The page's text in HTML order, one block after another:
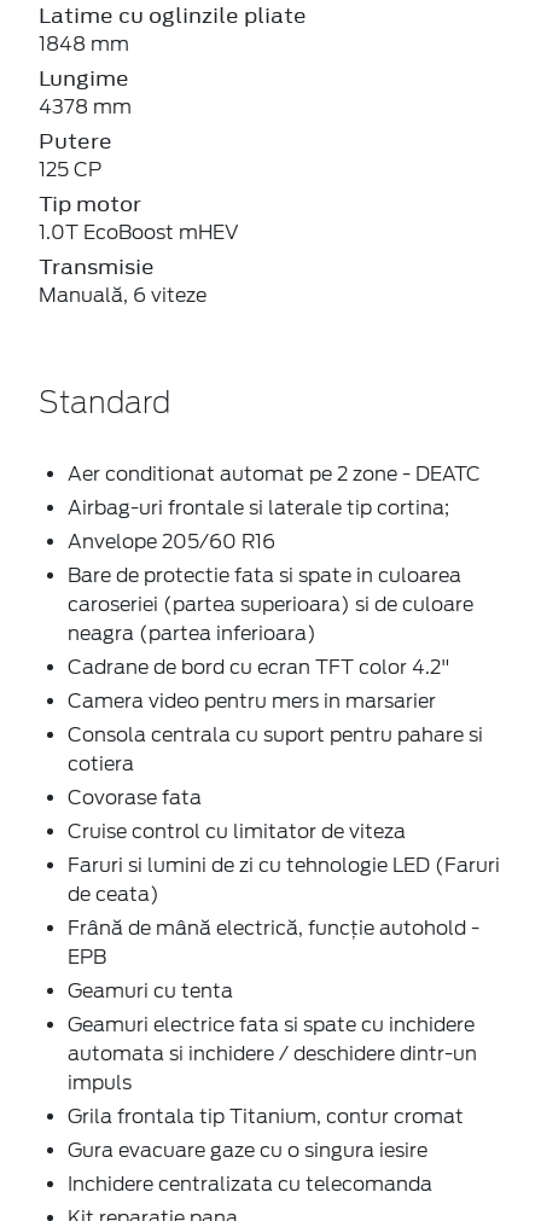
Latime cu oglinzile pliate
1848 mm
Lungime
4378 mm
Putere
125 CP
Tip motor
1.0T EcoBoost mHEV
Transmisie
Manuală, 6 viteze
Standard
Aer conditionat automat pe 2 zone - DEATC
Airbag-uri frontale si laterale tip cortina;
Anvelope 205/60 R16
Bare de protectie fata si spate in culoarea
caroseriei (partea superioara) si de culoare
neagra (partea inferioara)
Cadrane de bord cu ecran TFT color 4.2"
Camera video pentru mers in marsarier
Consola centrala cu suport pentru pahare si
cotiera
Covorase fata
Cruise control cu limitator de viteza
Faruri si lumini de zi cu tehnologie LED (Faruri
de ceata)
Frână de mână electrică, funcție autohold -
EPB
Geamuri cu tenta
Geamuri electrice fata si spate cu inchidere
automata si inchidere / deschidere dintr-un
impuls
Grila frontala tip Titanium, contur cromat
Gura evacuare gaze cu o singura iesire
Inchidere centralizata cu telecomanda